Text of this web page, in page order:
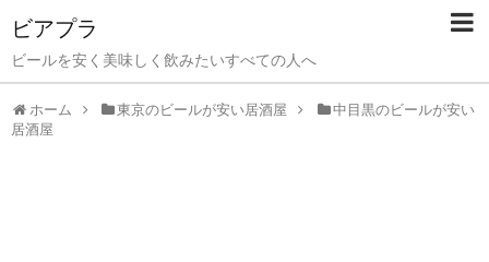
ビアプラ
ビールを安く美味しく飲みたいすべての人へ
ホーム 東京のビールが安い居酒屋
中目黒のビールが安い
居酒屋